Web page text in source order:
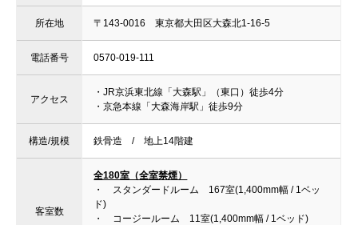
所在地 〒143-0016 東京都大田区大森北1-16-5
電話番号 0570-019-111
アクセス
・JR京浜東北線「大森駅」（東口）徒歩4分
・京急本線「大森海岸駅」徒歩9分
構造/規模 鉄骨造 / 地上14階建
客室数
全180室（全室禁煙）
・ スタンダードルーム 167室(1,400mm幅 / 1ベッ
ド)
・ コージールーム 11室(1,400mm幅 / 1ベッド)